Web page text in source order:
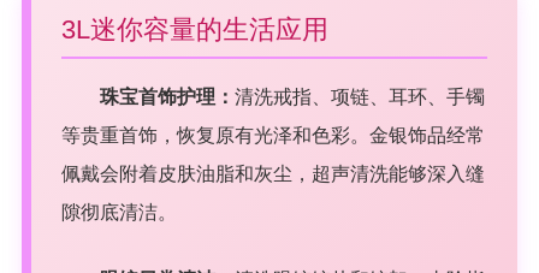
3L迷你容量的生活应用
珠宝首饰护理： 清洗戒指、项链、耳环、手镯
等贵重首饰，恢复原有光泽和色彩。金银饰品经常
佩戴会附着皮肤油脂和灰尘，超声清洗能够深入缝
隙彻底清洁。